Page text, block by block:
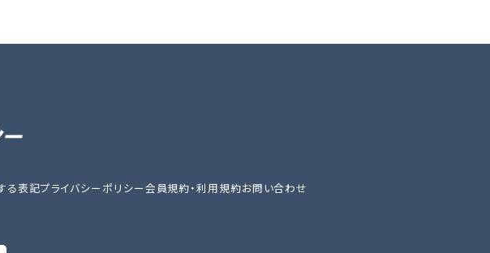
る表記プライバシーポリシー会員規約・利用規約お問い合わせ